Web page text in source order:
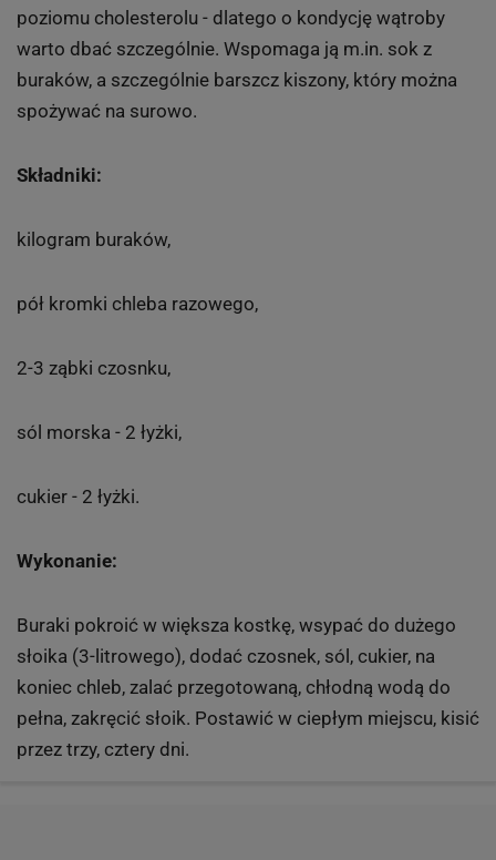
poziomu cholesterolu - dlatego o kondycję wątroby
warto dbać szczególnie. Wspomaga ją m.in. sok z
buraków, a szczególnie barszcz kiszony, który można
spożywać na surowo.
Składniki:
kilogram buraków,
pół kromki chleba razowego,
2-3 ząbki czosnku,
sól morska - 2 łyżki,
cukier - 2 łyżki.
Wykonanie:
Buraki pokroić w większa kostkę, wsypać do dużego
słoika (3-litrowego), dodać czosnek, sól, cukier, na
koniec chleb, zalać przegotowaną, chłodną wodą do
pełna, zakręcić słoik. Postawić w ciepłym miejscu, kisić
przez trzy, cztery dni.